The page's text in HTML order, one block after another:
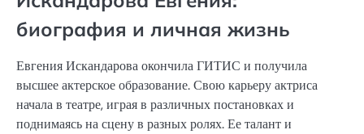
биография и личная жизнь
Евгения Искандарова окончила ГИТИС и получила
высшее актерское образование. Свою карьеру актриса
начала в театре, играя в различных постановках и
поднимаясь на сцену в разных ролях. Ее талант и